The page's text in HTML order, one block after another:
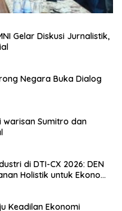
Gelar Diskusi Jurnalistik,
Negara Buka Dialog
warisan Sumitro dan
di DTI-CX 2026: DEN
Holistik untuk Ekonomi
Keadilan Ekonomi